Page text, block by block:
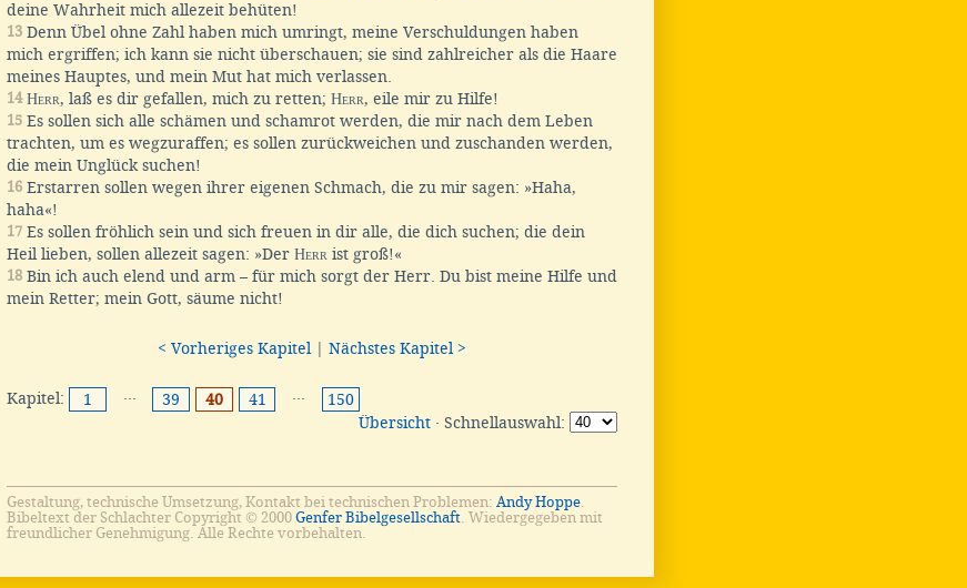
deine Wahrheit mich allezeit behüten!
13 Denn Übel ohne Zahl haben mich umringt, meine Verschuldungen haben
mich ergriffen; ich kann sie nicht überschauen; sie sind zahlreicher als die Haare
meines Hauptes, und mein Mut hat mich verlassen.
14 Herr, laß es dir gefallen, mich zu retten; Herr, eile mir zu Hilfe!
15 Es sollen sich alle schämen und schamrot werden, die mir nach dem Leben
trachten, um es wegzuraffen; es sollen zurückweichen und zuschanden werden,
die mein Unglück suchen!
16 Erstarren sollen wegen ihrer eigenen Schmach, die zu mir sagen: »Haha,
haha«!
17 Es sollen fröhlich sein und sich freuen in dir alle, die dich suchen; die dein
Heil lieben, sollen allezeit sagen: »Der Herr ist groß!«
18 Bin ich auch elend und arm – für mich sorgt der Herr. Du bist meine Hilfe und
mein Retter; mein Gott, säume nicht!
< Vorheriges Kapitel Nächstes Kapitel >
Kapitel: 1 ··· 39 40 41 ···
150
Übersicht · Schnellauswahl:
Gestaltung, technische Umsetzung, Kontakt bei technischen Problemen: Andy Hoppe.
Bibeltext der Schlachter Copyright © 2000 Genfer Bibelgesellschaft. Wiedergegeben mit
freundlicher Genehmigung. Alle Rechte vorbehalten.